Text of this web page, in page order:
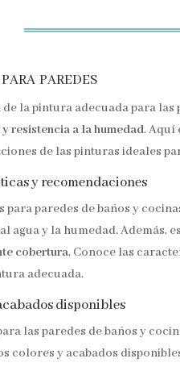
paredes
la pintura adecuada para
resistencia a la humedad. Aquí
de las pinturas ideales
y recomendaciones
para paredes de baños y
agua y la humedad. Además,
cobertura. Conoce las
adecuada.
disponibles
las paredes de baños y
colores y acabados